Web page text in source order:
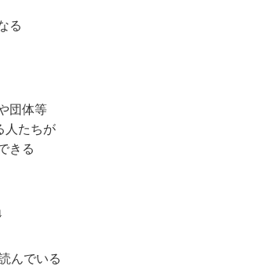
る
団体等
人たちが
きる
んでいる